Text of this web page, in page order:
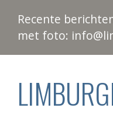
Recente
met foto: